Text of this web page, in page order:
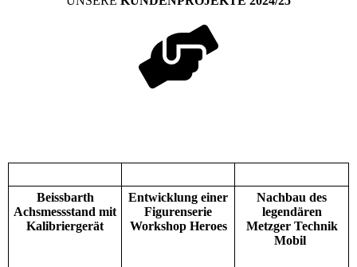
Beissbarth
Achsmessstand mit
Kalibriergerät
Entwicklung einer
Figurenserie
Workshop Heroes
Nachbau des
legendären
Metzger Technik
Mobil